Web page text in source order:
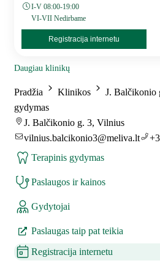
I-V 08:00-19:00
VI-VII Nedirbame
Registracija internetu
Daugiau klinikų
Pradžia Klinikos J. Balčikonio
gydymas
J. Balčikonio g. 3, Vilnius
vilnius.balcikonio3@meliva.lt
Terapinis gydymas
Paslaugos ir kainos
Gydytojai
Paslaugas taip pat teikia
Registracija internetu